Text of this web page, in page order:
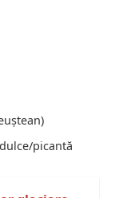
picantă